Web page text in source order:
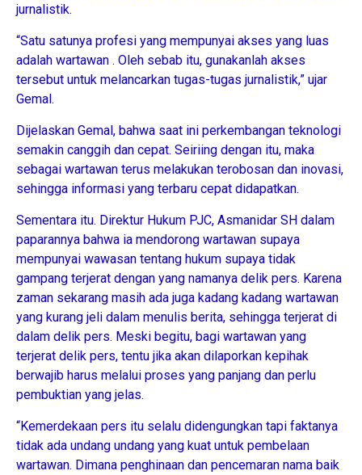
jurnalistik.
“Satu satunya profesi yang mempunyai akses yang luas
adalah wartawan . Oleh sebab itu, gunakanlah akses
tersebut untuk melancarkan tugas-tugas jurnalistik,” ujar
Gemal.
Dijelaskan Gemal, bahwa saat ini perkembangan teknologi
semakin canggih dan cepat. Seiriing dengan itu, maka
sebagai wartawan terus melakukan terobosan dan inovasi,
sehingga informasi yang terbaru cepat didapatkan.
Sementara itu. Direktur Hukum PJC, Asmanidar SH dalam
paparannya bahwa ia mendorong wartawan supaya
mempunyai wawasan tentang hukum supaya tidak
gampang terjerat dengan yang namanya delik pers. Karena
zaman sekarang masih ada juga kadang kadang wartawan
yang kurang jeli dalam menulis berita, sehingga terjerat di
dalam delik pers. Meski begitu, bagi wartawan yang
terjerat delik pers, tentu jika akan dilaporkan kepihak
berwajib harus melalui proses yang panjang dan perlu
pembuktian yang jelas.
“Kemerdekaan pers itu selalu didengungkan tapi faktanya
tidak ada undang undang yang kuat untuk pembelaan
wartawan. Dimana penghinaan dan pencemaran nama baik